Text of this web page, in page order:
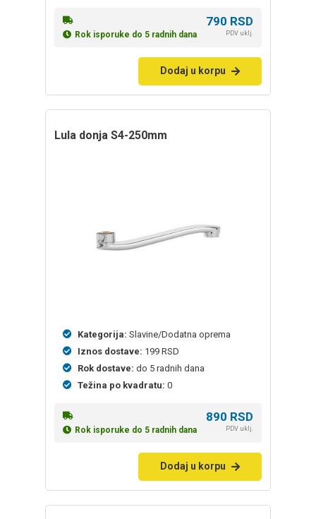
Rok isporuke do 5 radnih dana
790 RSD
PDV uklj.
Dodaj u korpu
lula donja S4-250mm
Kategorija: Slavine/Dodatna oprema
Iznos dostave: 199 RSD
Rok dostave: do 5 radnih dana
Težina po kvadratu: 0
Rok isporuke do 5 radnih dana
890 RSD
PDV uklj.
Dodaj u korpu